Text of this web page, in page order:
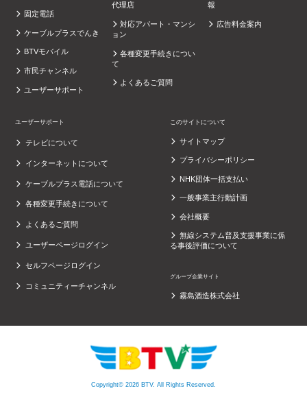
固定電話
ケーブルプラスでんき
BTVモバイル
市民チャンネル
ユーザーサポート
代理店
対応アパート・マンシ
ョン
各種変更手続きについ
て
よくあるご質問
報
広告料金案内
ユーザーサポート
テレビについて
インターネットについて
ケーブルプラス電話について
各種変更手続きについて
よくあるご質問
ユーザーページログイン
セルフページログイン
コミュニティーチャンネル
このサイトについて
サイトマップ
プライバシーポリシー
NHK団体一括支払い
一般事業主行動計画
会社概要
無線システム普及支援事業に係
る事後評価について
グループ企業サイト
霧島酒造株式会社
Copyright© 2026 BTV. All Rights Reserved.